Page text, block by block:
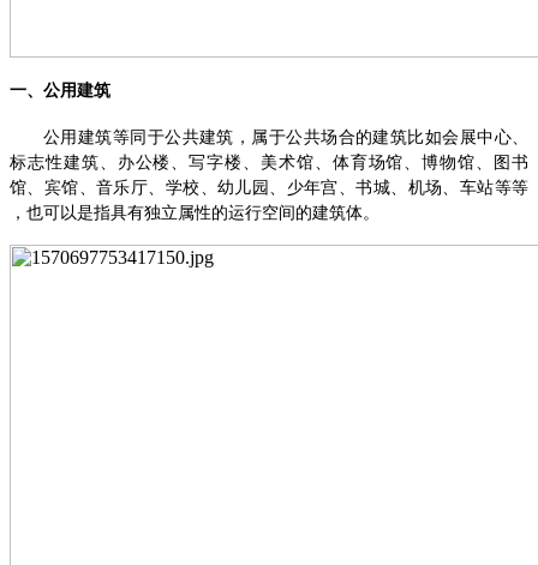
一、 公用建筑
公用建筑等同于公共建筑，属于公共场合的建筑比如会展中心、
标志性建筑、办公楼、写字楼、美术馆、体育场馆、博物馆、图书
馆、宾馆、音乐厅、学校、幼儿园、少年宫、书城、机场、车站等等
，也可以是指具有独立属性的运行空间的建筑体。